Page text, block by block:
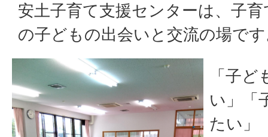
安土子育て支援センターは、子
の子どもの出会いと交流の場で
「子
い」「
たい」